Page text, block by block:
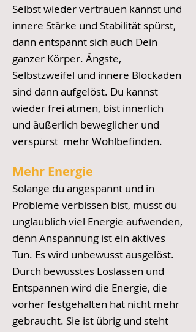
Selbst wieder vertrauen kannst und
innere Stärke und Stabilität spürst,
dann entspannt sich auch Dein
ganzer Körper. Ängste,
Selbstzweifel und innere Blockaden
sind dann aufgelöst. Du kannst
wieder frei atmen, bist innerlich
und äußerlich beweglicher und
verspürst mehr Wohlbefinden.
Mehr Energie
Solange du angespannt und in
Probleme verbissen bist, musst du
unglaublich viel Energie aufwenden,
denn Anspannung ist ein aktives
Tun. Es wird unbewusst ausgelöst.
Durch bewusstes Loslassen und
Entspannen wird die Energie, die
vorher festgehalten hat nicht mehr
gebraucht. Sie ist übrig und steht